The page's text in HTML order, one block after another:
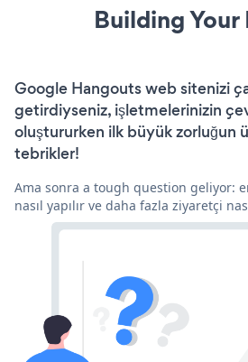
Building Your
Google Hangouts web sitenizi
getirdiyseniz, işletmelerinizin
oluştururken ilk büyük zorluğun
tebrikler!
Ama sonra a tough question geliyor:
nasıl yapılır ve daha fazla ziyaretçi